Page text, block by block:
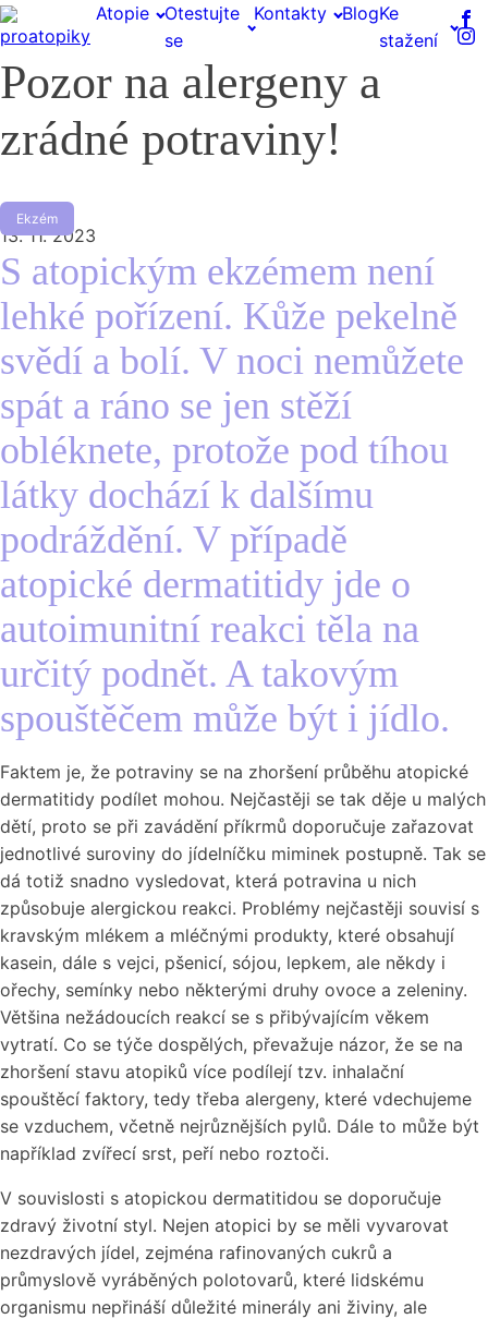
Atopie
Otestujte
se
Kontakty BlogKe
stažení
Pozor na alergeny a
zrádné potraviny!
Ekzém
13. 11. 2023
S atopickým ekzémem není
lehké pořízení. Kůže pekelně
svědí a bolí. V noci nemůžete
spát a ráno se jen stěží
obléknete, protože pod tíhou
látky dochází k dalšímu
podráždění. V případě
atopické dermatitidy jde o
autoimunitní reakci těla na
určitý podnět. A takovým
spouštěčem může být i jídlo.
Faktem je, že potraviny se na zhoršení průběhu atopické
dermatitidy podílet mohou. Nejčastěji se tak děje u malých
dětí, proto se při zavádění příkrmů doporučuje zařazovat
jednotlivé suroviny do jídelníčku miminek postupně. Tak se
dá totiž snadno vysledovat, která potravina u nich
způsobuje alergickou reakci. Problémy nejčastěji souvisí s
kravským mlékem a mléčnými produkty, které obsahují
kasein, dále s vejci, pšenicí, sójou, lepkem, ale někdy i
ořechy, semínky nebo některými druhy ovoce a zeleniny.
Většina nežádoucích reakcí se s přibývajícím věkem
vytratí. Co se týče dospělých, převažuje názor, že se na
zhoršení stavu atopiků více podílejí tzv. inhalační
spouštěcí faktory, tedy třeba alergeny, které vdechujeme
se vzduchem, včetně nejrůznějších pylů. Dále to může být
například zvířecí srst, peří nebo roztoči.
V souvislosti s atopickou dermatitidou se doporučuje
zdravý životní styl. Nejen atopici by se měli vyvarovat
nezdravých jídel, zejména rafinovaných cukrů a
průmyslově vyráběných polotovarů, které lidskému
organismu nepřináší důležité minerály ani živiny, ale